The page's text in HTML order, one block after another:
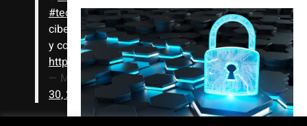
#tecnología,#criptomonedas, seguridad
cibernética y más!! Sólo tienes que registrarte
y comenzar a navegar
https://t.co/1KjkllJEit
— Masterhacks (@Masterhacks_net)August
30, 2020